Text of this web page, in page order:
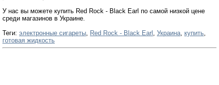
У нас вы можете купить Red Rock - Black Earl по самой низкой цене
среди магазинов в Украине.
Теги: электронные сигареты, Red Rock - Black Earl , Украина, купить,
готовая жидкость